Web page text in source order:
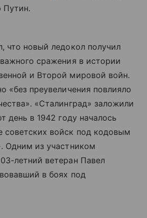
Путин.
что новый ледокол получил
сражения в истории
и Второй мировой войн.
«без преувеличения повлияло
«Сталинград» заложили
день в 1942 году началось
советских войск под кодовым
Одним из участником
летний ветеран Павел
в боях под